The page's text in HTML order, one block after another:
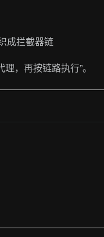
成拦截器链
，再按链路执行”。